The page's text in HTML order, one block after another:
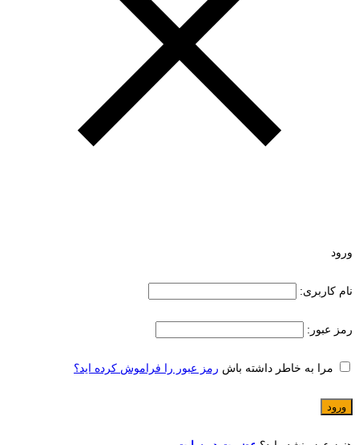
ورود
نام کاربری:
رمز عبور:
مرا به خاطر داشته باش رمز عبور را فراموش کرده اید؟